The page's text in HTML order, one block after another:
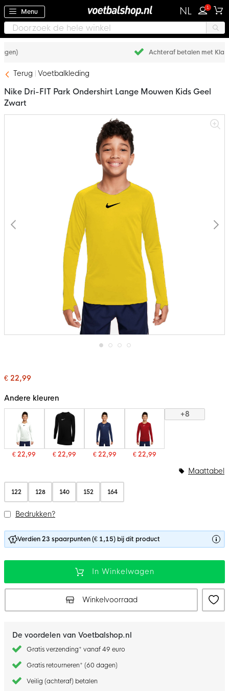
Menu NL 1
Achteraf betalen met Klarna
Terug Voetbalkleding
begin
de
Nike Dri-FIT Park Ondershirt Lange Mouwen Kids Geel
Zwart
€ 22,99
Andere kleuren
€ 22,99 € 22,99 € 22,99 € 22,99
+8
122 128 140 152 164
Maattabel
Bedrukken?
Verdien 23 spaarpunten (€ 1,15) bij dit product
In Winkelwagen
Winkelvoorraad
De voordelen van Voetbalshop.nl
Gratis verzending* vanaf 49 euro
Gratis retourneren* (60 dagen)
Veilig (achteraf) betalen